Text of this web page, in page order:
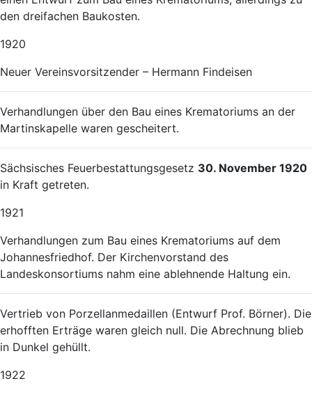
den dreifachen Baukosten.
1920
Neuer Vereinsvorsitzender – Hermann Findeisen
Verhandlungen über den Bau eines Krematoriums an der
Martinskapelle waren gescheitert.
Sächsisches Feuerbestattungsgesetz 30. November 1920
in Kraft getreten.
1921
Verhandlungen zum Bau eines Krematoriums auf dem
Johannesfriedhof. Der Kirchenvorstand des
Landeskonsortiums nahm eine ablehnende Haltung ein.
Vertrieb von Porzellanmedaillen (Entwurf Prof. Börner). Die
erhofften Erträge waren gleich null. Die Abrechnung blieb
in Dunkel gehüllt.
1922